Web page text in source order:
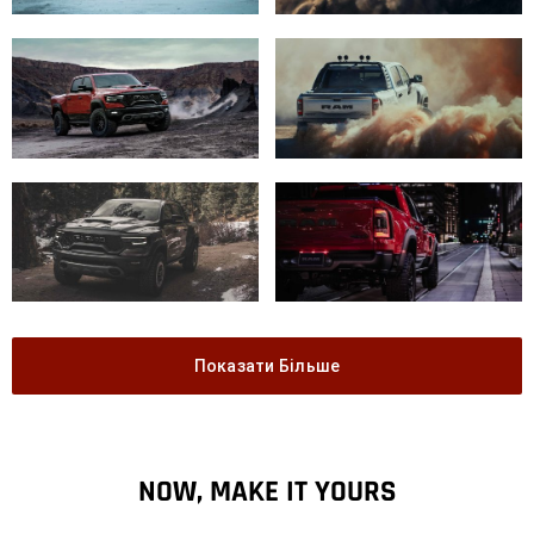
Показати Більше
NOW, MAKE IT YOURS